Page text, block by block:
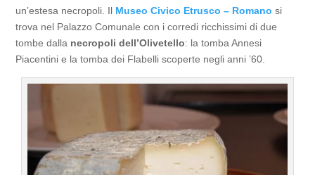
un’estesa necropoli. Il Museo Civico Etrusco – Romano si
trova nel Palazzo Comunale con i corredi ricchissimi di due
tombe dalla necropoli dell’Olivetello: la tomba Annesi
Piacentini e la tomba dei Flabelli scoperte negli anni ’60.